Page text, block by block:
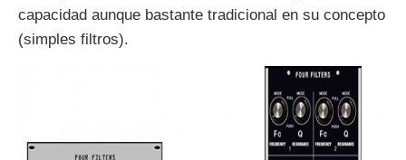
capacidad aunque bastante tradicional en su concepto
(simples filtros).